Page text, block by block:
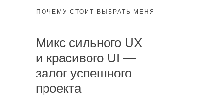
Микс сильного UX
и красивого UI —
залог успешного
проекта
ПОЧЕМУ СТОИТ ВЫБРАТЬ МЕНЯ